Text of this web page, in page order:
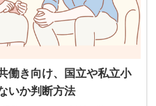
働き向け、国立や私立小
いか判断方法